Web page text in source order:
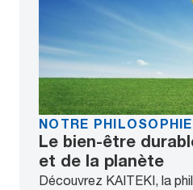
NOTRE
Le bien-être
et de la planète
Découvrez KAITEKI, la